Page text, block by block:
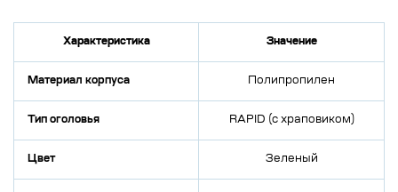
Характеристика Значение
Материал корпуса Полипропилен
Тип оголовья RAPID (с храповиком)
Цвет Зеленый